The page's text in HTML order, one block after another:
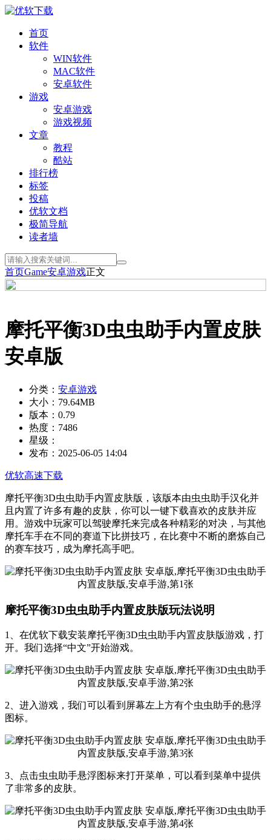
首页
软件
WIN软件
MAC软件
安卓软件
游戏
安卓游戏
游戏视频
文章
教程
酷站
排行榜
标签
投稿
优软文档
极简导航
读者墙
首页Game安卓游戏正文
摩托平衡3D虫虫助手内置皮肤
安卓版
分类： 安卓游戏
大小： 79.64MB
版本： 0.79
热度： 7486
星级：
发布： 2025-06-05 14:04
优软高速下载
摩托平衡3D虫虫助手内置皮肤版，该版本由虫虫助手汉化并
且内置了许多有趣的皮肤，你可以一键下载喜欢的皮肤并应
用。游戏中玩家可以驾驶摩托来完成各种精彩的对决，与其他
摩托车手在不同的赛道下比拼技巧，在比赛中不断的磨炼自己
的赛车技巧，成为摩托高手吧。
摩托平衡3D虫虫助手内置皮肤版玩法说明
1、在优软下载安装摩托平衡3D虫虫助手内置皮肤版游戏，打
开。我们选择“中文”开始游戏。
2、进入游戏，我们可以看到屏幕左上方有个虫虫助手的悬浮
图标。
3、点击虫虫助手悬浮图标来打开菜单，可以看到菜单中提供
了非常多的皮肤。